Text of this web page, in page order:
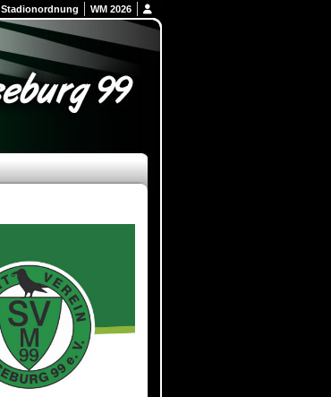
Stadionordnung WM 2026